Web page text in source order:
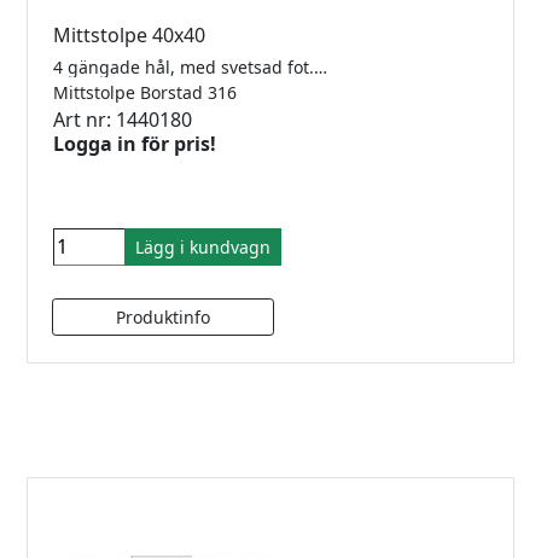
Mittstolpe 40x40
4 gängade hål, med svetsad fot. 40x40 x 2,0mm
Mittstolpe Borstad 316
Art nr: 1440180
Logga in för pris!
Lägg i kundvagn